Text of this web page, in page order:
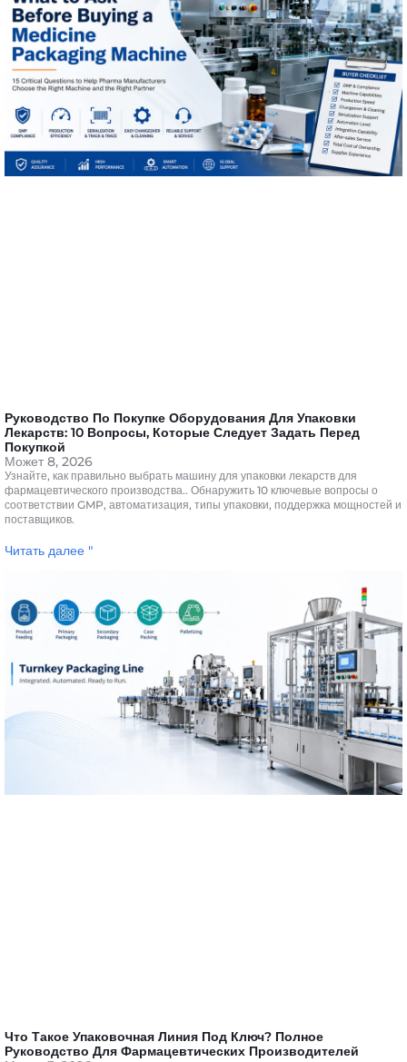
Руководство По Покупке Оборудования Для Упаковки
Лекарств: 10 Вопросы, Которые Следует Задать Перед
Покупкой
Может 8, 2026
Узнайте, как правильно выбрать машину для упаковки лекарств для
фармацевтического производства.. Обнаружить 10 ключевые вопросы о
соответствии GMP, автоматизация, типы упаковки, поддержка мощностей и
поставщиков.
Читать далее "
Что Такое Упаковочная Линия Под Ключ? Полное
Руководство Для Фармацевтических Производителей